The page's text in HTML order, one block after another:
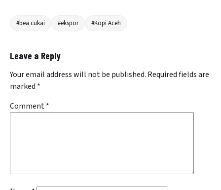
#bea cukai #ekspor #Kopi Aceh
Leave a Reply
Your email address will not be published. Required fields are
marked *
Comment*